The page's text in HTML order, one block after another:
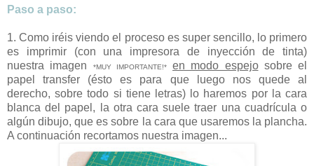
Paso a paso:
1. Como iréis viendo el proceso es super sencillo, lo primero
es imprimir (con una impresora de inyección de tinta)
nuestra imagen *MUY IMPORTANTE!* en modo espejosobre el
papel transfer (ésto es para que luego nos quede al
derecho, sobre todo si tiene letras) lo haremos por la cara
blanca del papel, la otra cara suele traer una cuadrícula o
algún dibujo, que es sobre la cara que usaremos la plancha.
A continuación recortamos nuestra imagen...